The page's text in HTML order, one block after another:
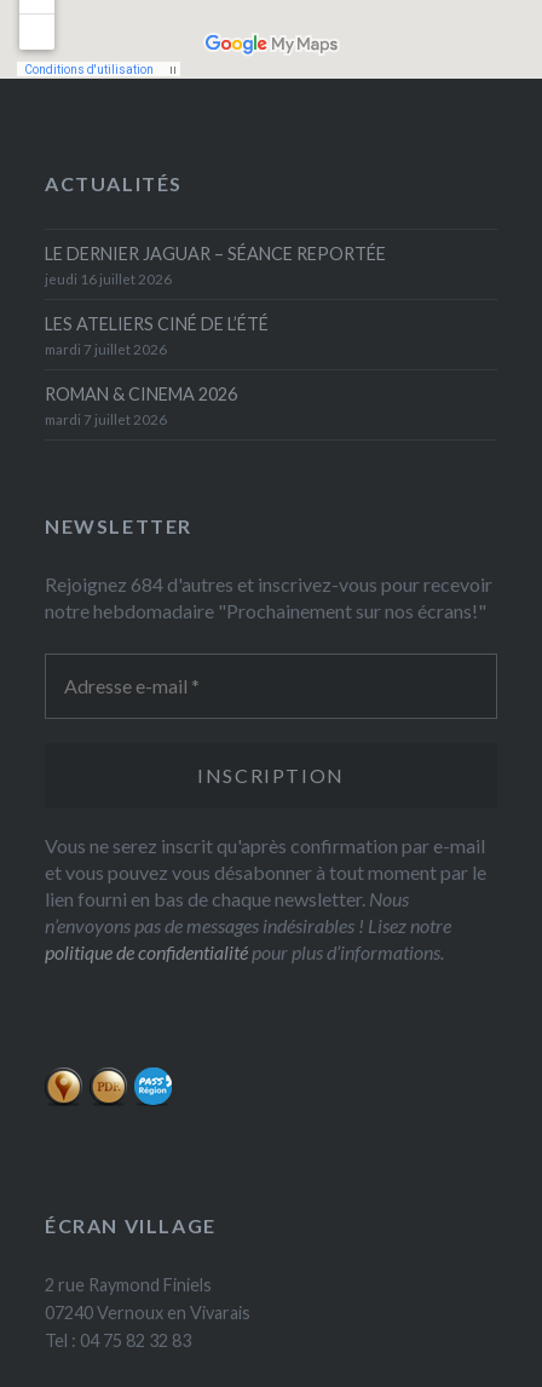
ACTUALITÉS
LE DERNIER JAGUAR – SÉANCE REPORTÉE
jeudi 16 juillet 2026
LES ATELIERS CINÉ DE L’ÉTÉ
mardi 7 juillet 2026
ROMAN & CINEMA 2026
mardi 7 juillet 2026
NEWSLETTER
Rejoignez 684 d'autres et inscrivez-vous pour recevoir
notre hebdomadaire "Prochainement sur nos écrans!"
Vous ne serez inscrit qu'après confirmation par e-mail
et vous pouvez vous désabonner à tout moment par le
lien fourni en bas de chaque newsletter. Nous
n’envoyons pas de messages indésirables ! Lisez notre
politique de confidentialité pour plus d’informations.
ÉCRAN VILLAGE
2 rue Raymond Finiels
07240 Vernoux en Vivarais
Tel : 04 75 82 32 83